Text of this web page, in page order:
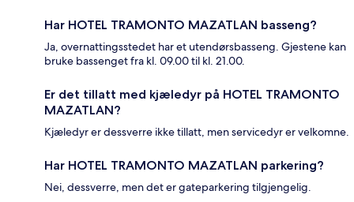
Har HOTEL TRAMONTO MAZATLAN basseng?
Ja, overnattingsstedet har et utendørsbasseng. Gjestene kan
bruke bassenget fra kl. 09.00 til kl. 21.00.
Er det tillatt med kjæledyr på HOTEL TRAMONTO
MAZATLAN?
Kjæledyr er dessverre ikke tillatt, men servicedyr er velkomne.
Har HOTEL TRAMONTO MAZATLAN parkering?
Nei, dessverre, men det er gateparkering tilgjengelig.